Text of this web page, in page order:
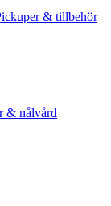
& tillbehör
& nålvård